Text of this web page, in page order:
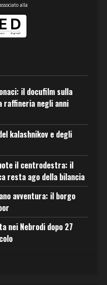
alla
il docufilm sulla
raffineria negli anni
kalashnikov e degli
il centrodestra: il
resta ago della bilancia
avventura: il borgo
nei Nebrodi dopo 27